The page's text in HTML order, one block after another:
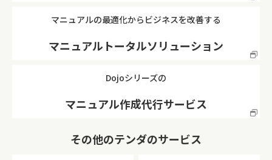
マニュアルの最適化からビジネスを改善する
マニュアルトータルソリューション
Dojoシリーズの
マニュアル作成代行サービス
その他のテンダのサービス